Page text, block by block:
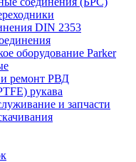
DIN 2353
оборудование Parker
и ремонт РВД
рукава
и запчасти